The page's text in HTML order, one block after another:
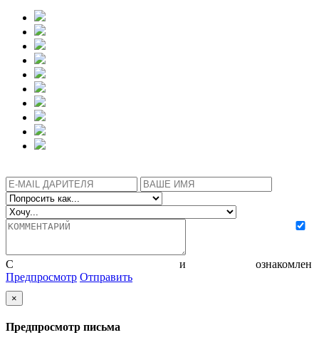
С и
ознакомлен
Предпросмотр Отправить
×
Предпросмотр письма